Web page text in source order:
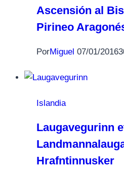
Ascensión al
Pirineo
PorMiguel 07/01/2016
Islandia
Laugavegurinn
Hrafntinnusker